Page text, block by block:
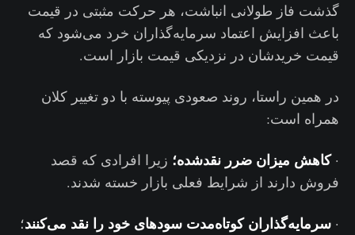
گذشت فاز طولانی انباشت، هر حرکت مثبتی در قیمت
باعث افزایش اعتماد سرمایه‌گذاران خرد می‌شود که
قیمت خریدشان در نزدیکی قیمت بازار است.
در همین راستا، روند صعودی پیوسته با دو تغییر کلان
همراه است:
·کاهش میزان ضرر نقدشده؛ زیرا افرادی که قصد
فروش دارند از شرایط فعلی بازار خسته شدند.
· سرمایه‌گذاران کوتاه‌مدت سودهای خود را نقد می‌کنند؛